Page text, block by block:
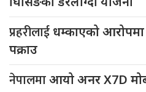
प्रहरीलाई धम्काएको
पक्राउ
नेपालमाआयो अनर X7D